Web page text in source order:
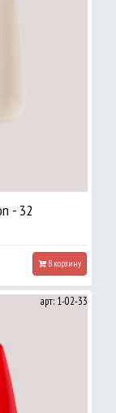
- 32
В корзину
арт: 1-02-33